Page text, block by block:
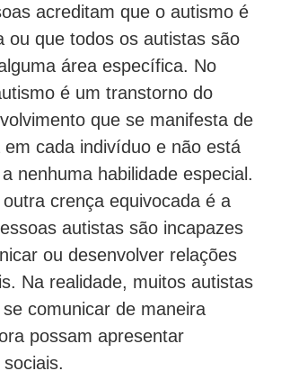
acreditam que o autismo é
ou que todos os autistas são
área específica. No
é um transtorno do
que se manifesta de
cada indivíduo e não está
nenhuma habilidade especial.
crença equivocada é a
autistas são incapazes
ou desenvolver relações
Na realidade, muitos autistas
comunicar de maneira
possam apresentar